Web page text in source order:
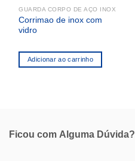
GUARDA CORPO DE AÇO INOX
Corrimao de inox com
vidro
Adicionar ao carrinho
Ficou com Alguma Dúvida?